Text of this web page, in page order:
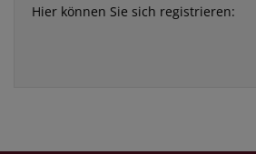
Hier können Sie sich registrieren: